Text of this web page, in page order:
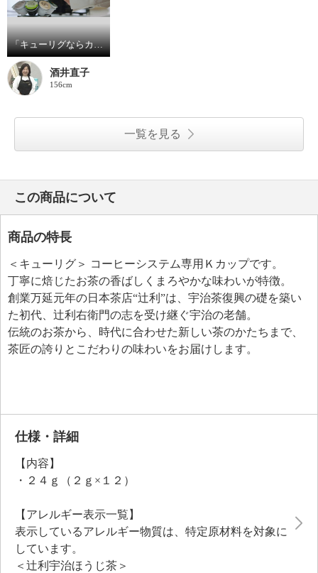
「キューリグならカフェ放題」
酒井直子
156cm
一覧を見る
この商品について
商品の特長
＜キューリグ＞ コーヒーシステム専用Ｋカップです。
丁寧に焙じたお茶の香ばしくまろやかな味わいが特徴。
創業万延元年の日本茶店“辻利”は、宇治茶復興の礎を築い
た初代、辻利右衛門の志を受け継ぐ宇治の老舗。
伝統のお茶から、時代に合わせた新しい茶のかたちまで、
茶匠の誇りとこだわりの味わいをお届けします。
仕様・詳細
【内容】
・２４ｇ（２ｇ×１２）
【アレルギー表示一覧】
表示しているアレルギー物質は、特定原材料を対象に
しています。
＜辻利宇治ほうじ茶＞